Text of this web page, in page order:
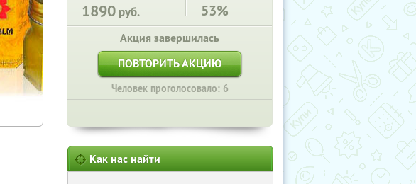
1890 руб. 53%
Акция завершилась
ПОВТОРИТЬ АКЦИЮ
Человек проголосовало: 6
Как нас найти